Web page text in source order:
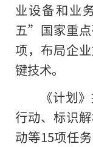
业设备和业
五”国家重
项，布局企
键技术。
《计划
行动、标识
动等15项任